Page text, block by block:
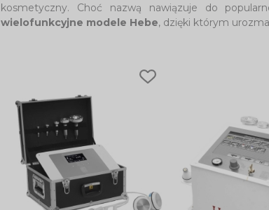
kosmetyczny. Choć nazwą nawiązuje do
wielofunkcyjne modele Hebe, dzięki którym